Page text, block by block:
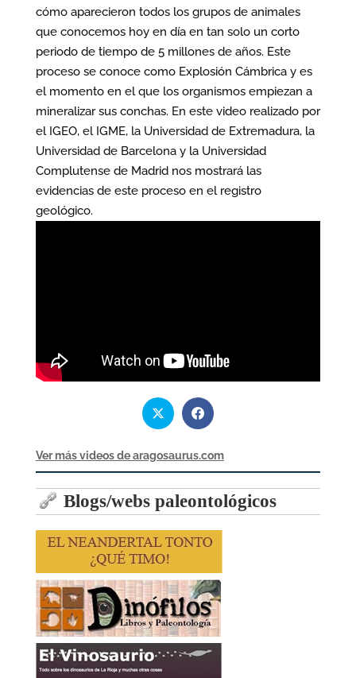
cómo aparecieron todos los grupos de animales
que conocemos hoy en día en tan solo un corto
periodo de tiempo de 5 millones de años. Este
proceso se conoce como Explosión Cámbrica y es
el momento en el que los organismos empiezan a
mineralizar sus conchas. En este video realizado por
el IGEO, el IGME, la Universidad de Extremadura, la
Universidad de Barcelona y la Universidad
Complutense de Madrid nos mostrará las
evidencias de este proceso en el registro
geológico.
Ver más videos de aragosaurus.com
Blogs/webs paleontológicos